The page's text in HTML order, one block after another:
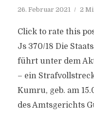
26. Februar 2021 2
Click to rate this
Js 370/​18 Die
führt unter dem
– ein
Kumru, geb. am
des Amtsgerichts